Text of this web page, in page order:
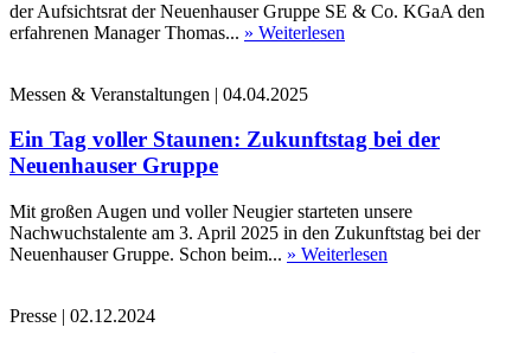
der Aufsichtsrat der Neuenhauser Gruppe SE & Co. KGaA den
erfahrenen Manager Thomas... » Weiterlesen
Messen & Veranstaltungen | 04.04.2025
Ein Tag voller Staunen: Zukunftstag bei der
Neuenhauser Gruppe
Mit großen Augen und voller Neugier starteten unsere
Nachwuchstalente am 3. April 2025 in den Zukunftstag bei der
Neuenhauser Gruppe. Schon beim... » Weiterlesen
Presse | 02.12.2024